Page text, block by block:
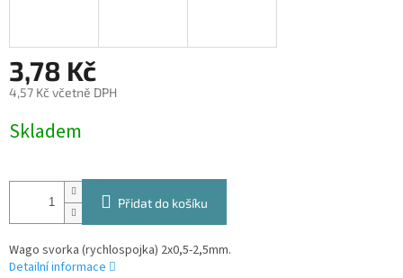
3,78 Kč
4,57 Kč včetně DPH
cena:
Skladem
Přidat do košíku
Wago svorka (rychlospojka) 2x0,5-2,5mm.
Detailní informace